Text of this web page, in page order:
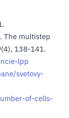
The multistep
(4), 138-141.
lpp
svetovy-
of-cells-